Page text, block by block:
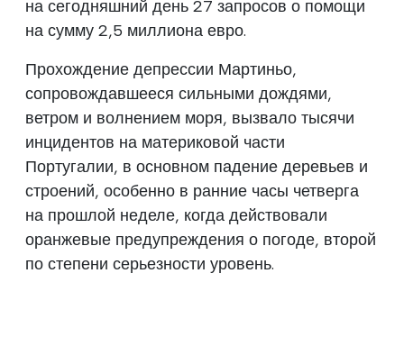
на сегодняшний день 27 запросов о помощи
на сумму 2,5 миллиона евро.
Прохождение депрессии Мартиньо,
сопровождавшееся сильными дождями,
ветром и волнением моря, вызвало тысячи
инцидентов на материковой части
Португалии, в основном падение деревьев и
строений, особенно в ранние часы четверга
на прошлой неделе, когда действовали
оранжевые предупреждения о погоде, второй
по степени серьезности уровень.